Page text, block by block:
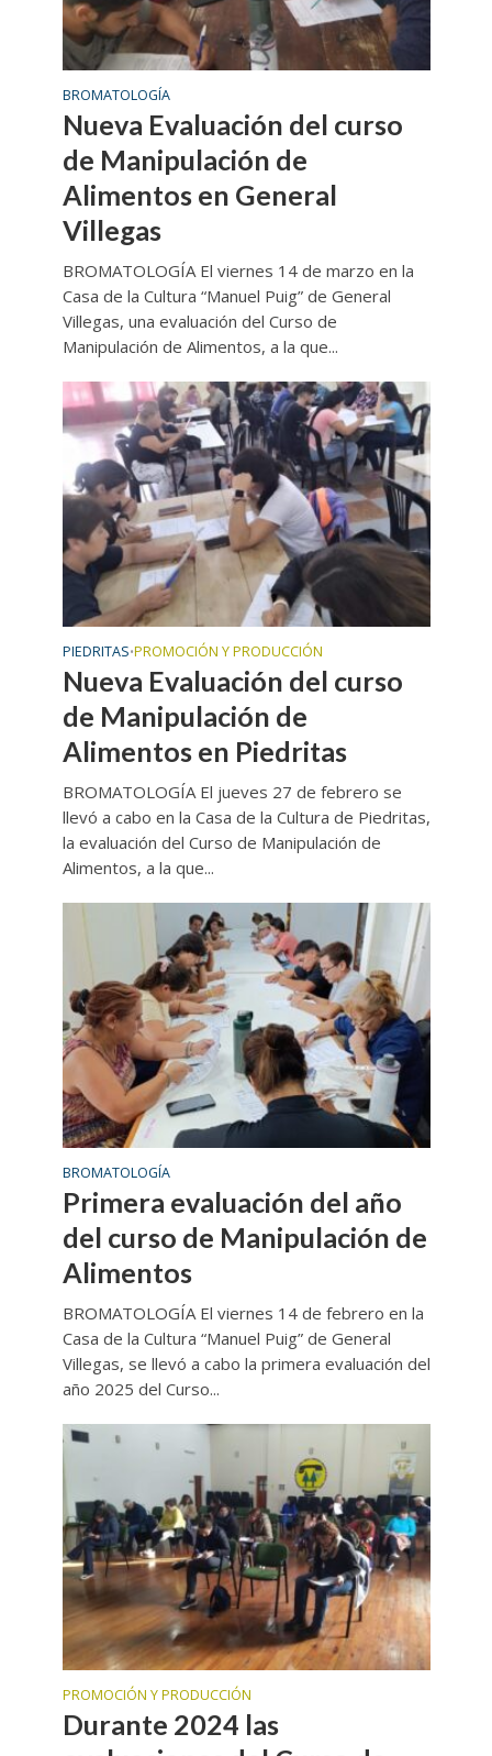
BROMATOLOGÍA
Nueva Evaluación del curso
de Manipulación de
Alimentos en General
Villegas
BROMATOLOGÍA El viernes 14 de marzo en la
Casa de la Cultura “Manuel Puig” de General
Villegas, una evaluación del Curso de
Manipulación de Alimentos, a la que...
PIEDRITAS•PROMOCIÓN Y PRODUCCIÓN
Nueva Evaluación del curso
de Manipulación de
Alimentos en Piedritas
BROMATOLOGÍA El jueves 27 de febrero se
llevó a cabo en la Casa de la Cultura de Piedritas,
la evaluación del Curso de Manipulación de
Alimentos, a la que...
BROMATOLOGÍA
Primera evaluación del año
del curso de Manipulación de
Alimentos
BROMATOLOGÍA El viernes 14 de febrero en la
Casa de la Cultura “Manuel Puig” de General
Villegas, se llevó a cabo la primera evaluación del
año 2025 del Curso...
PROMOCIÓN Y PRODUCCIÓN
Durante 2024 las